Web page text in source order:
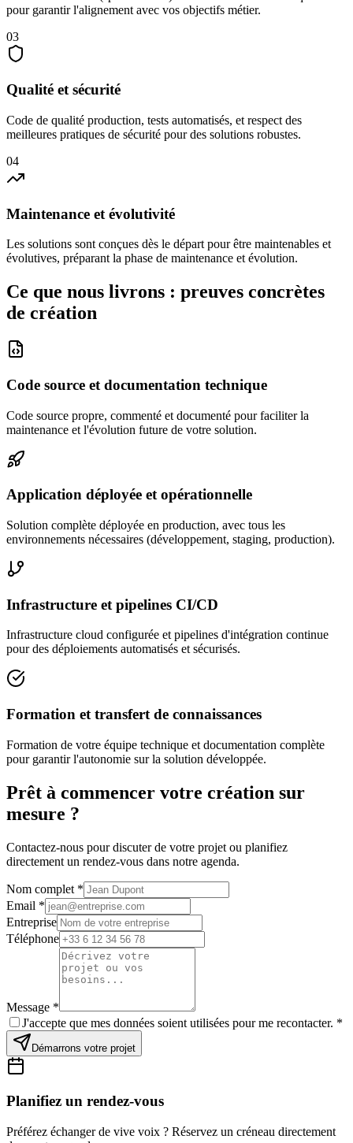
pour garantir l'alignement avec vos objectifs métier.
03
Qualité et sécurité
Code de qualité production, tests automatisés, et respect des
meilleures pratiques de sécurité pour des solutions robustes.
04
Maintenance et évolutivité
Les solutions sont conçues dès le départ pour être maintenables et
évolutives, préparant la phase de maintenance et évolution.
Ce que nous livrons : preuves concrètes
de création
Code source et documentation technique
Code source propre, commenté et documenté pour faciliter la
maintenance et l'évolution future de votre solution.
Application déployée et opérationnelle
Solution complète déployée en production, avec tous les
environnements nécessaires (développement, staging, production).
Infrastructure et pipelines CI/CD
Infrastructure cloud configurée et pipelines d'intégration continue
pour des déploiements automatisés et sécurisés.
Formation et transfert de connaissances
Formation de votre équipe technique et documentation complète
pour garantir l'autonomie sur la solution développée.
Prêt à commencer votre création sur
mesure ?
Contactez-nous pour discuter de votre projet ou planifiez
directement un rendez-vous dans notre agenda.
Nom complet *
Email *
Entreprise
Téléphone
Message *
J'accepte que mes données soient utilisées pour me recontacter. *
Démarrons votre projet
Planifiez un rendez-vous
Préférez échanger de vive voix ? Réservez un créneau directement